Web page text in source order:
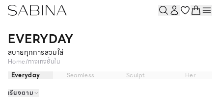
EVERYDAY
สบายทุกการสวมใส่
Home/กางเกงชั้นใน
Everyday
Seamless Sculpt
Her
เรียงตาม
NEW EVERYDAY